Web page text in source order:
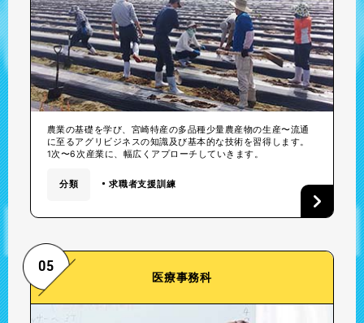
農業の基礎を学び、宮崎特産の多品種少量農産物の生産〜流通
に至るアグリビジネスの知識及び基本的な技術を習得します。
1次〜6次産業に、幅広くアプローチしていきます。
分類 求職者支援訓練
05
医療事務科